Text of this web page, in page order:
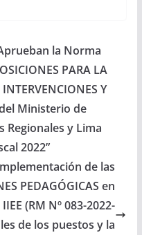
la Norma
PARA LA
Y
del Ministerio de
Regionales y Lima
2022”
de las
PEDAGÓGICAS en
(RM Nº 083-2022-
de los puestos y la